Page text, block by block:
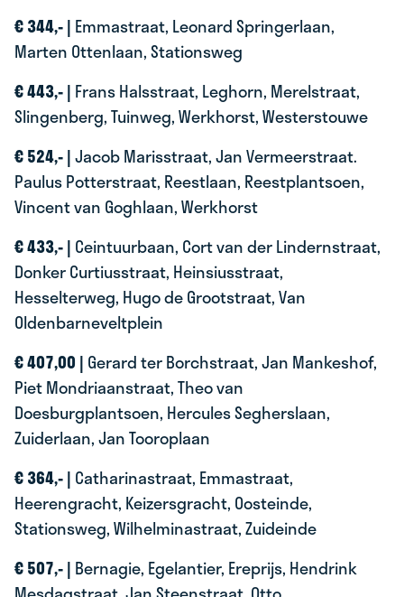
€ 344,- | Emmastraat, Leonard Springerlaan,
Marten Ottenlaan, Stationsweg
€ 443,- | Frans Halsstraat, Leghorn, Merelstraat,
Slingenberg, Tuinweg, Werkhorst, Westerstouwe
€ 524,- |Jacob Marisstraat, Jan Vermeerstraat.
Paulus Potterstraat, Reestlaan, Reestplantsoen,
Vincent van Goghlaan, Werkhorst
€ 433,- | Ceintuurbaan, Cort van der Lindernstraat,
Donker Curtiusstraat, Heinsiusstraat,
Hesselterweg, Hugo de Grootstraat, Van
Oldenbarneveltplein
€ 407,00 | Gerard ter Borchstraat, Jan Mankeshof,
Piet Mondriaanstraat, Theo van
Doesburgplantsoen, Hercules Segherslaan,
Zuiderlaan, Jan Tooroplaan
€ 364,- | Catharinastraat, Emmastraat,
Heerengracht, Keizersgracht, Oosteinde,
Stationsweg, Wilhelminastraat, Zuideinde
€ 507,- | Bernagie, Egelantier, Ereprijs, Hendrink